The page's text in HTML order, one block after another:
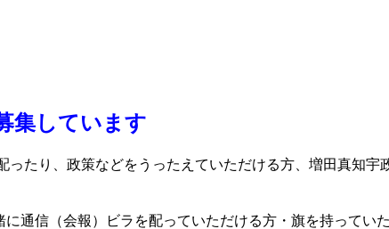
集しています
たり、政策などをうったえていただける方、増田真知
通信（会報）ビラを配っていただける方・旗を持ってい